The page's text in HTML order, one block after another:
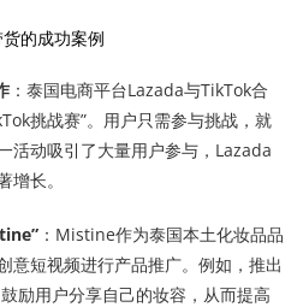
的成功案例
：泰国电商平台Lazada与TikTok合
挑战赛”。用户只需参与挑战，就
活动吸引了大量用户参与，Lazada
增长。
：Mistine作为泰国本土化妆品品
意短视频进行产品推广。例如，推出
励用户分享自己的妆容，从而提高